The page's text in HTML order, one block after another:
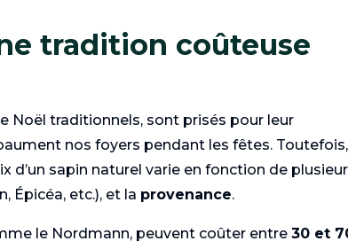
tradition coûteuse
Noël traditionnels, sont prisés pour leur
nos foyers pendant les fêtes. Toutefois,
d’un sapin naturel varie en fonction de
Épicéa, etc.), et la provenance.
le Nordmann, peuvent coûter entre30 et